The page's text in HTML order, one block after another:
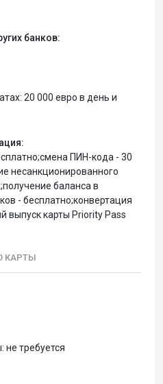
банков:
20 000 евро в день и
ПИН-кода - 30
несанкционированного
баланса в
- бесплатно;конвертация
выпуск карты Priority Pass
КАРТЫ
не требуется